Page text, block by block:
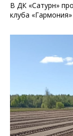
В ДК «Сатурн»
клуба «Гармония»